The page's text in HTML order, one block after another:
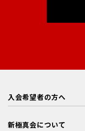
入会希望者の方へ
新極真会について